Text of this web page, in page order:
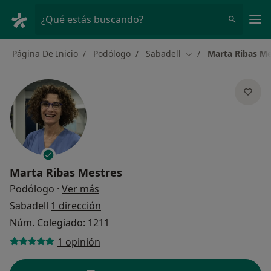
¿Qué estás buscando?
Página De Inicio Podólogo Sabadell Cambiar de ciudad
Marta Ribas
Marta Ribas Mestres
Podólogo · Ver más
Sabadell 1 dirección
Núm. Colegiado: 1211
1 opinión